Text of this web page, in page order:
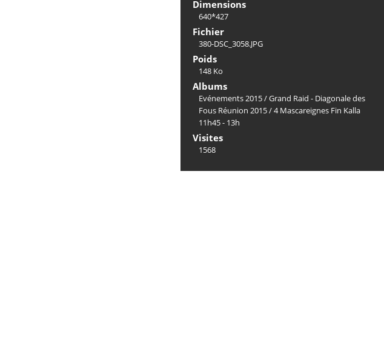
Dimensions
640*427
Fichier
380-DSC_3058.JPG
Poids
148 Ko
Albums
Evénements 2015/Grand Raid - Diagonale des
Fous Réunion 2015/4 Mascareignes Fin Kalla
11h45 - 13h
Visites
1568